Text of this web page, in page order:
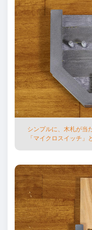
シンプルに、⽊札が当
「マイクロスイッチ」